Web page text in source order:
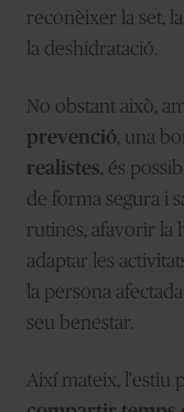
reconèixer la set,
la deshidratació.
No obstant això,
prevenció, una
realistes, és
de forma segura i
rutines, afavorir la
adaptar les
la persona
seu benestar.
Així mateix, l'estiu